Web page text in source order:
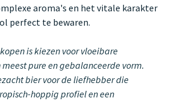
aroma's en het vitale karakter
perfect te bewaren.
is kiezen voor vloeibare
pure en gebalanceerde vorm.
bier voor de liefhebber die
hoppig profiel en een